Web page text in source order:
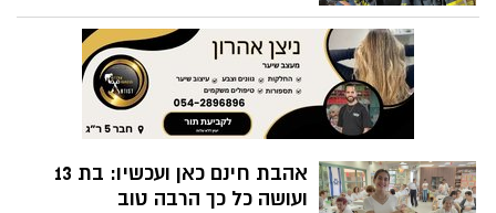
אהבת חינם כאן ועכשיו: בת 13
ועושה כל כך הרבה טוב